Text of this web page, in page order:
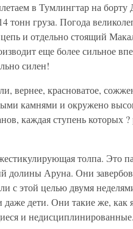
в Тумлингтар на
тонн груза. Погода
и отдельно стоящий
еще более сильное
силен!
вернее, красноватое,
камнями и окружено
каждая ступень которых
толпа. Это
долины Аруна. Они
с этой целью двумя
дети. Они такие же, как
и недисциплинированные.